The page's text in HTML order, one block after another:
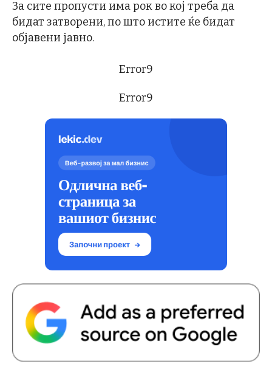
За сите пропусти има рок во кој треба да
бидат затворени, по што истите ќе бидат
објавени јавно.
Error9
Error9